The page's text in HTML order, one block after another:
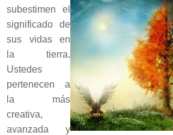
subestimen el
significado de
sus vidas en
la tierra.
Ustedes
pertenecen a
la más
creativa,
avanzada y